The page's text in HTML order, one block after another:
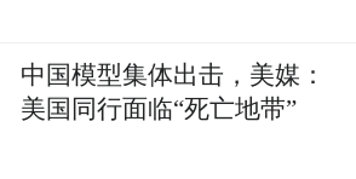
中国模型集体出击，美媒：
美国同行面临“死亡地带”